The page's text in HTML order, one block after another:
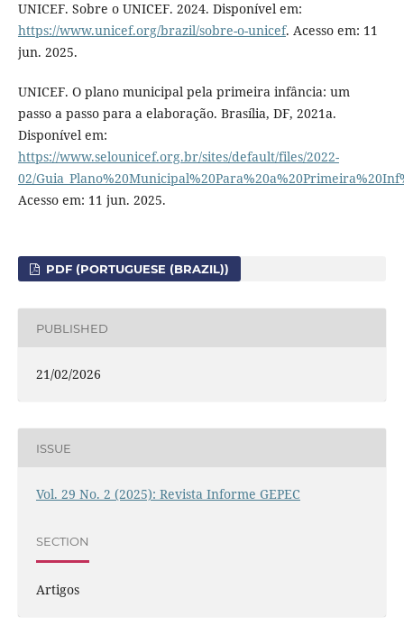
UNICEF. Sobre o UNICEF. 2024. Disponível em:
https://www.unicef.org/brazil/sobre-o-unicef. Acesso em: 11
jun. 2025.
UNICEF. O plano municipal pela primeira infância: um
passo a passo para a elaboração. Brasília, DF, 2021a.
Disponível em:
https://www.selounicef.org.br/sites/default/files/2022-
02/
Acesso em: 11 jun. 2025.
PDF (PORTUGUESE (BRAZIL))
PUBLISHED
21/02/2026
ISSUE
Vol. 29 No. 2 (2025): Revista Informe GEPEC
SECTION
Artigos